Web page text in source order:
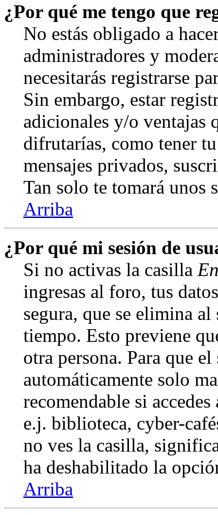
¿Por qué me tengo que
No estás obligado a
administradores y
necesitarás registrarse
Sin embargo, estar
adicionales y/o ventajas
difrutarías, como tener
mensajes privados,
Tan solo te tomará unos
Arriba
¿Por qué mi sesión de
Si no activas la casilla
ingresas al foro, tus
segura, que se elimina
tiempo. Esto previene
otra persona. Para que
automáticamente solo
recomendable si
e.j. biblioteca, cyber-
no ves la casilla,
ha deshabilitado la
Arriba